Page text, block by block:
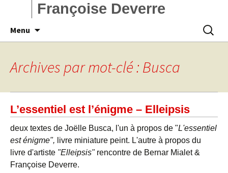
Françoise Deverre
Menu
Archives par mot-clé : Busca
L’essentiel est l’énigme – Elleipsis
deux textes de Joëlle Busca, l'un à propos de "L'essentiel
est énigme", livre miniature peint. L'autre à propos du
livre d'artiste "Elleipsis" rencontre de Bernar Mialet &
Françoise Deverre.